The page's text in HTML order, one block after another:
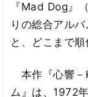
『Mad Dog』
りの総合アル
と、どこまで
本作『心響－
ム』は、1972